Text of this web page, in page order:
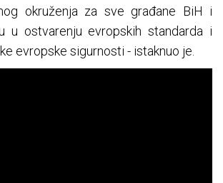
okruženja za sve građane BiH i
u ostvarenju evropskih standarda i
evropske sigurnosti - istaknuo je.